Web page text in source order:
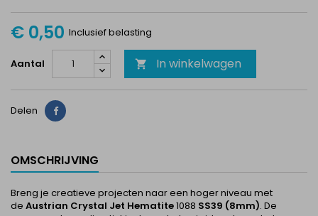
€ 0,50 Inclusief belasting
Aantal  In winkelwagen
Delen Delen
OMSCHRIJVING
Breng je creatieve projecten naar een hoger niveau met
de Austrian Crystal Jet Hematite1088 SS39 (8mm). De